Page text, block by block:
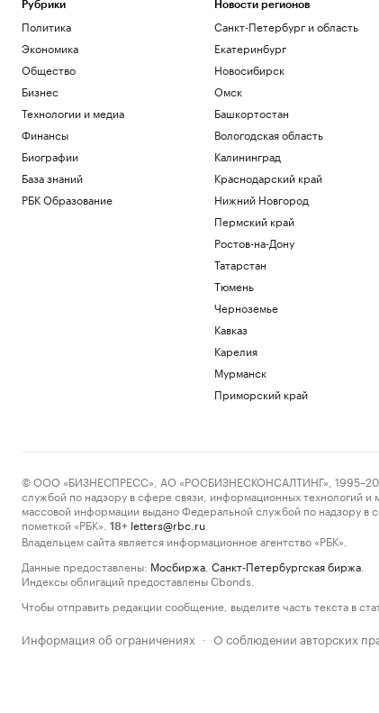
Рубрики
Политика
Экономика
Общество
Бизнес
Технологии и медиа
Финансы
Биографии
База знаний
РБК Образование
Новости регионов
Санкт-Петербург и область
Екатеринбург
Новосибирск
Омск
Башкортостан
Вологодская область
Калининград
Краснодарский край
Нижний Новгород
Пермский край
Ростов-на-Дону
Татарстан
Тюмень
Черноземье
Кавказ
Карелия
Мурманск
Приморский край
© ООО «БИЗНЕСПРЕСС», АО «РОСБИЗНЕСКОНСАЛТИНГ», 1995–2026.
службой по надзору в сфере связи, информационных технологий
массовой информации выдано Федеральной службой по надзору
пометкой «РБК».
18+ letters@rbc.ru
Владельцем сайта является информационное агентство «РБК».
Данные предоставлены: Мосбиржа Санкт-Петербургская биржа
Индексы облигаций предоставлены Cbonds.
Чтобы отправить редакции сообщение, выделите часть текста в
Информация об ограничениях · О соблюдении авторских